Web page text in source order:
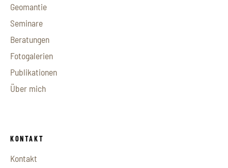
Geomantie
Seminare
Beratungen
Fotogalerien
Publikationen
Über mich
KONTAKT
Kontakt